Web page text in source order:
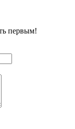
первым!